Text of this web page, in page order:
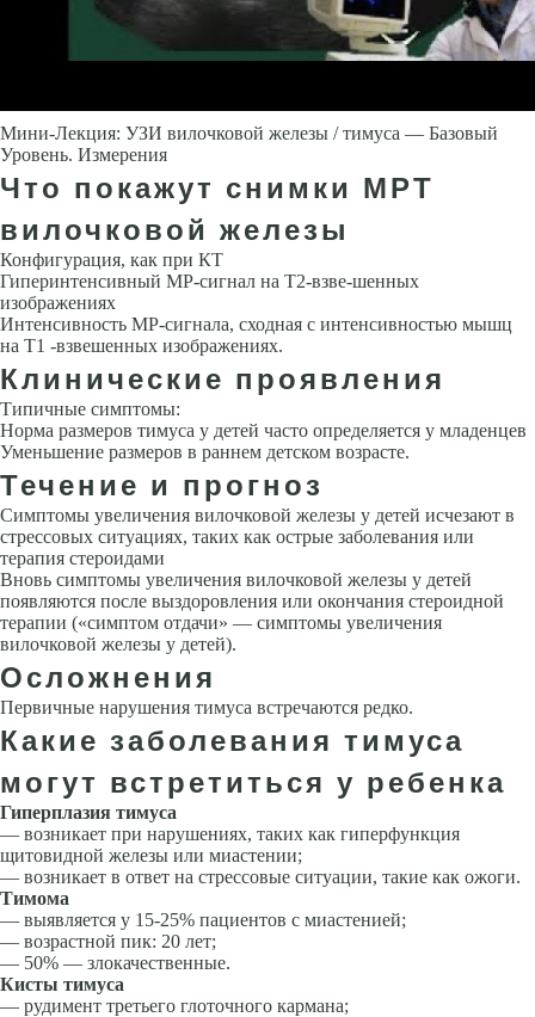
Мини-Лекция: УЗИ вилочковой железы / тимуса — Базовый
Уровень. Измерения
Что покажут снимки МРТ
вилочковой железы
Конфигурация, как при КТ
Гиперинтенсивный МР-сигнал на Т2-взве-шенных
изображениях
Интенсивность МР-сигнала, сходная с интенсивностью мышц
на Т1 -взвешенных изображениях.
Клинические проявления
Типичные симптомы:
Норма размеров тимуса у детей часто определяется у младенцев
Уменьшение размеров в раннем детском возрасте.
Течение и прогноз
Симптомы увеличения вилочковой железы у детей исчезают в
стрессовых ситуациях, таких как острые заболевания или
терапия стероидами
Вновь симптомы увеличения вилочковой железы у детей
появляются после выздоровления или оконча­ния стероидной
терапии («симптом отдачи» — симптомы увеличения
вилочковой железы у детей).
Осложнения
Первичные нарушения тимуса встречаются редко.
Какие заболевания тимуса
могут встретиться у ребенка
Гиперплазия тимуса
— возникает при нарушениях, таких как гиперфункция
щитовидной железы или миастении;
— возникает в ответ на стрессовые ситуации, такие как ожоги.
Тимома
— выявляется у 15-25% пациентов с миастенией;
— возрастной пик: 20 лет;
— 50% — злокачественные.
Кисты тимуса
— рудимент третьего глоточного кармана;